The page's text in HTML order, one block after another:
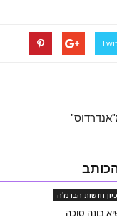
חדשות הברנז'ה
בונה סוכה